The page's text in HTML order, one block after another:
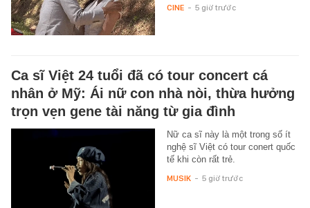
CINE - 5 giờ trước
Ca sĩ Việt 24 tuổi đã có tour concert cá
nhân ở Mỹ: Ái nữ con nhà nòi, thừa hưởng
trọn vẹn gene tài năng từ gia đình
Nữ ca sĩ này là một trong số ít
nghệ sĩ Việt có tour conert quốc
tế khi còn rất trẻ.
MUSIK - 5 giờ trước